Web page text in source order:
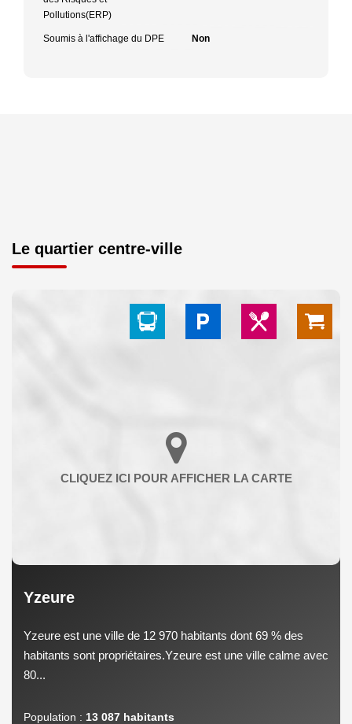
Pollutions(ERP)
Soumis à l'affichage du DPE Non
Le quartier centre-ville
Yzeure
Yzeure est une ville de 12 970 habitants dont 69 % des
habitants sont propriétaires.Yzeure est une ville calme avec
80...
Population : 13 087 habitants